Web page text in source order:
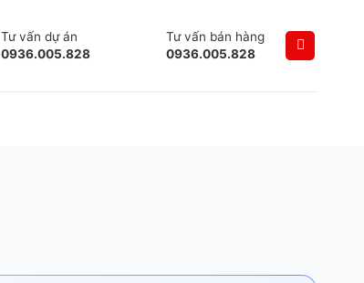
Tư vấn dự án
0936.005.828
Tư vấn bán hàng
0936.005.828